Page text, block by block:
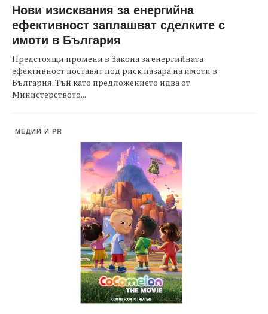
Нови изисквания за енергийна
ефективност заплашват сделките с
имоти в България
Предстоящи промени в Закона за енергийната
ефективност поставят под риск пазара на имоти в
България. Тъй като предложението идва от
Министерството...
МЕДИИ И PR